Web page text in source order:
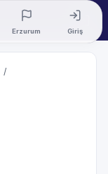
Erzurum Giriş
/